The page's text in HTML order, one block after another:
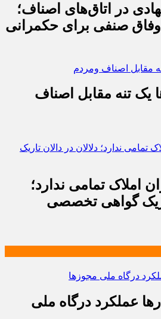
در اتاق‌های اصناف؛
وفاق صنفی برای حکمرانی
یک تنه مقابل اصناف
املاک تمامی ندارد؛
گواهی تخصصی
عملکرد درگاه ملی